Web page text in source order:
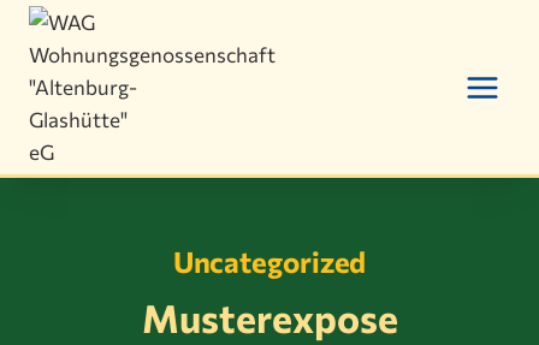
Zum
Inhalt
springen
Uncategorized
Musterexpose